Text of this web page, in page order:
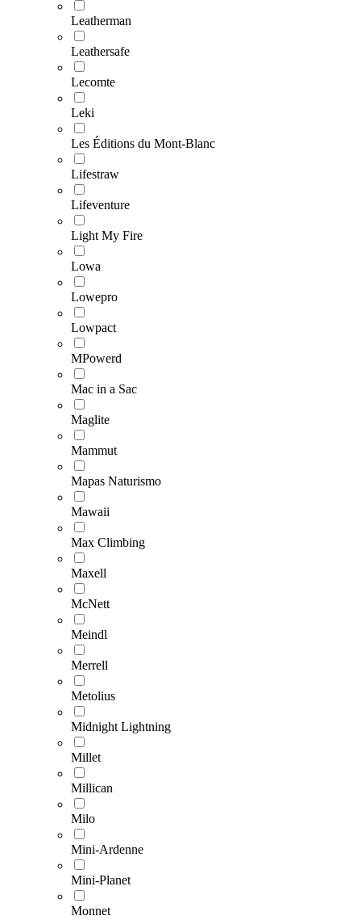
Leatherman
Leathersafe
Lecomte
Leki
Les Éditions du Mont-Blanc
Lifestraw
Lifeventure
Light My Fire
Lowa
Lowepro
Lowpact
MPowerd
Mac in a Sac
Maglite
Mammut
Mapas Naturismo
Mawaii
Max Climbing
Maxell
McNett
Meindl
Merrell
Metolius
Midnight Lightning
Millet
Millican
Milo
Mini-Ardenne
Mini-Planet
Monnet